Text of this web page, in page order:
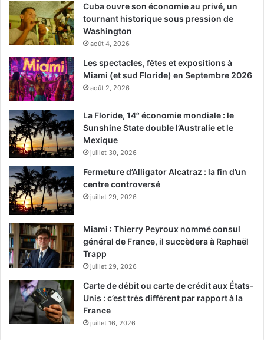
Cuba ouvre son économie au privé, un
tournant historique sous pression de
Washington
août 4, 2026
Les spectacles, fêtes et expositions à
Miami (et sud Floride) en Septembre 2026
août 2, 2026
La Floride, 14ᵉ économie mondiale : le
Sunshine State double l’Australie et le
Mexique
juillet 30, 2026
Fermeture d’Alligator Alcatraz : la fin d’un
centre controversé
juillet 29, 2026
Miami : Thierry Peyroux nommé consul
général de France, il succèdera à Raphaël
Trapp
juillet 29, 2026
Carte de débit ou carte de crédit aux États-
Unis : c’est très différent par rapport à la
France
juillet 16, 2026